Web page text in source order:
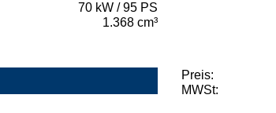
70 kW / 95 PS
1.368 cm³
Preis:
MWSt: